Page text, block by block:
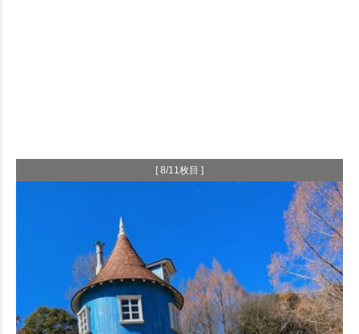
[ 8/11枚目 ]